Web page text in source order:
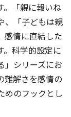
。「親に報いね
、「子どもは親
感情に直結した
。科学的設定に
」シリーズにお
難解さを感情の
めのフックとし